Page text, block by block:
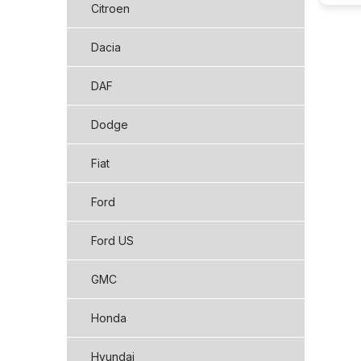
Citroen
Dacia
DAF
Dodge
Fiat
Ford
Ford US
GMC
Honda
Hyundai